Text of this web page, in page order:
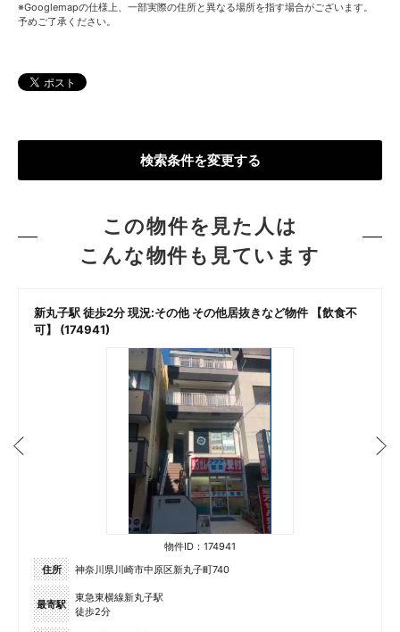
※Googlemapの仕様上、一部実際の住所と異なる場所を指す場合がございます。
予めご了承ください。
検索条件を変更する
この物件を見た人は
こんな物件も見ています
新丸子駅 徒歩2分 現況:その他 その他居抜きなど物件 【飲食不
可】 (174941)
物件ID：174941
住所
神奈川県川崎市中原区新丸子町740
最寄駅
東急東横線新丸子駅
徒歩2分